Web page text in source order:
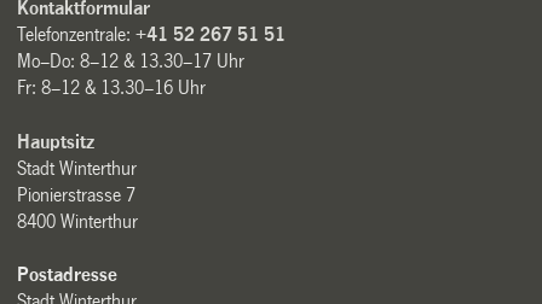
Kontaktformular
Telefonzentrale:+41 52 267 51 51
Mo–Do: 8–12 & 13.30–17 Uhr
Fr: 8–12 & 13.30–16 Uhr
Hauptsitz
Stadt Winterthur
Pionierstrasse 7
8400 Winterthur
Postadresse